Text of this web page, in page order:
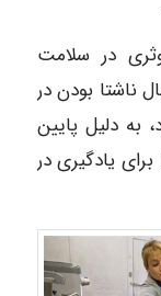
در سلامت
ناشتا بودن در
به دلیل پایین
یادگیری در